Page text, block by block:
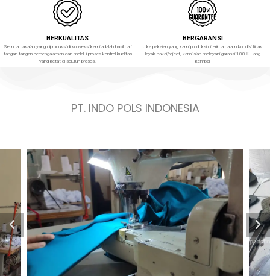
BERKUALITAS
Semua pakaian yang diproduksi di konveksi kami adalah hasil dari
tangan-tangan berpengalaman dan melalui proses kontrol kualitas
yang ketat di seluruh proses.
BERGARANSI
Jika pakaian yang kami produksi diterima dalam kondisi tidak
layak pakai/reject, kami siap melayani garansi 100% uang
kembali
PT. INDO POLS INDONESIA